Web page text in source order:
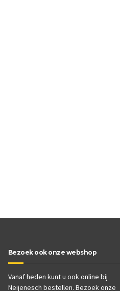
Bezoek ook onze webshop
Vanaf heden kunt u ook online bij
Neijenesch bestellen. Bezoek onze